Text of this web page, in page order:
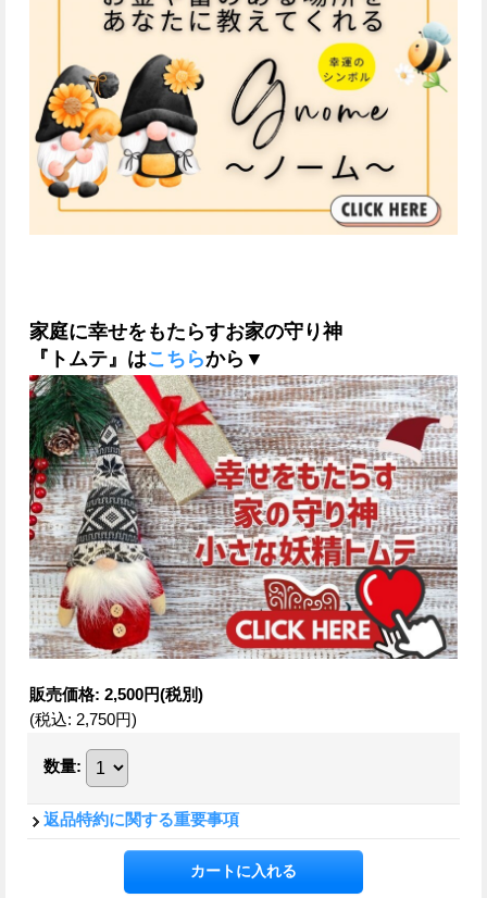
家庭に幸せをもたらすお家の守り神
『トムテ』はこちらから▼
販売価格: 2,500円(税別)
(税込: 2,750円)
数量:
返品特約に関する重要事項